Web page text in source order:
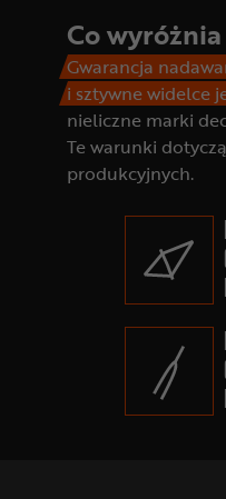
Co
Gwarancja
i sztywne widelce
nieliczne marki
Te warunki
produkcyjnych.